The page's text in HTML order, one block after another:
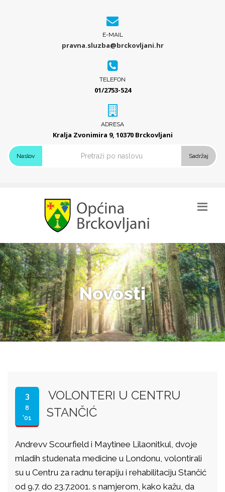
E-MAIL
pravna.sluzba@brckovljani.hr
TELEFON
01/2753-524
ADRESA
Kralja Zvonimira 9, 10370 Brckovljani
Naslov Sadržaj
Novosti
3
8
'01
VOLONTERI U CENTRU
STANČIĆ
Andrevv Scourfield i Maytinee Lilaonitkul, dvoje
mladih studenata medicine u Londonu, volontirali
su u Centru za radnu terapiju i rehabilitaciju Stančić
od 9.7. do 23.7.2001. s namjerom, kako kažu, da